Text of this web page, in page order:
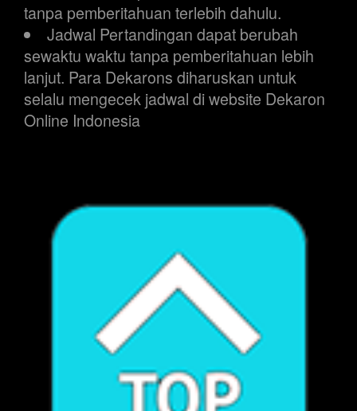
tanpa pemberitahuan terlebih dahulu.
Jadwal Pertandingan dapat berubah
sewaktu waktu tanpa pemberitahuan lebih
lanjut. Para Dekarons diharuskan untuk
selalu mengecek jadwal di website Dekaron
Online Indonesia